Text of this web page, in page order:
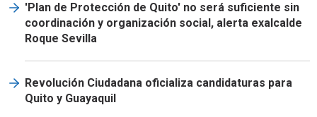
'Plan de Protección de Quito' no será suficiente sin
coordinación y organización social, alerta exalcalde
Roque Sevilla
Revolución Ciudadana oficializa candidaturas para
Quito y Guayaquil